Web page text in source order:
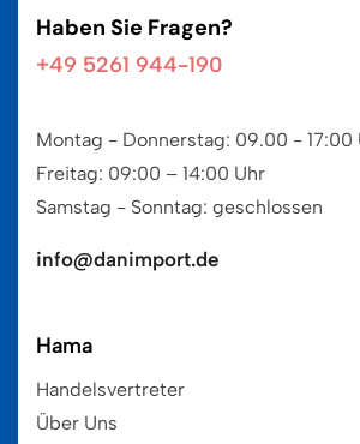
Haben Sie Fragen?
+49 5261 944-190
Montag - Donnerstag: 09.00 - 17:00
Freitag: 09:00 – 14:00 Uhr
Samstag - Sonntag: geschlossen
info@danimport.de
Hama
Handelsvertreter
Über Uns